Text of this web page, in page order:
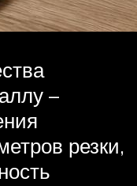
–
резки,